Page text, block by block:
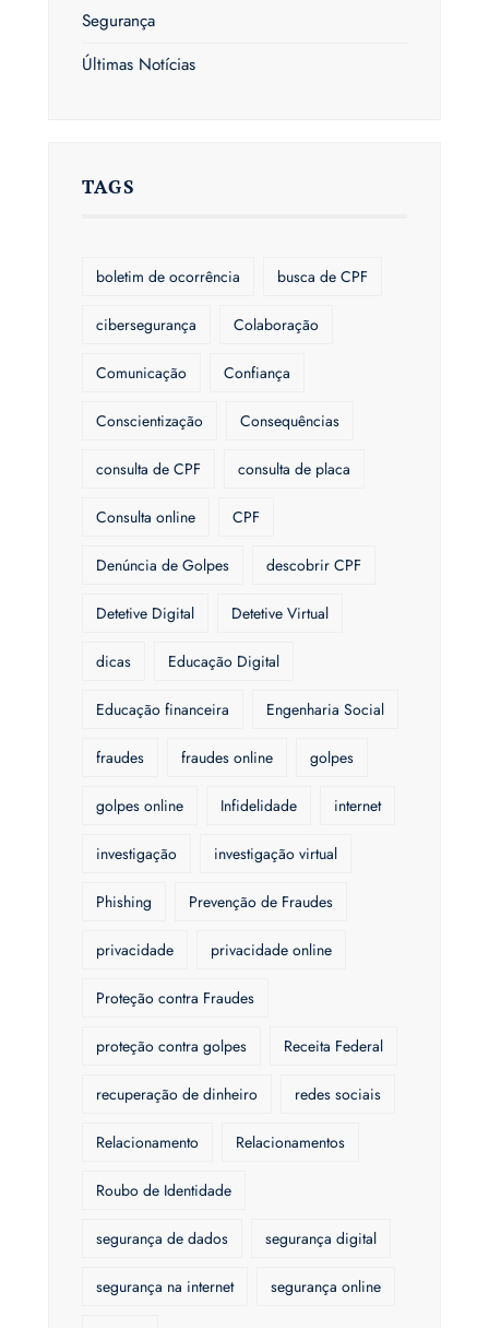
Segurança
Últimas Notícias
TAGS
boletim de ocorrência busca de CPF
cibersegurança Colaboração
Comunicação Confiança
Conscientização Consequências
consulta de CPF consulta de placa
Consulta online CPF
Denúncia de Golpes descobrir CPF
Detetive Digital Detetive Virtual
dicas Educação Digital
Educação financeira Engenharia Social
fraudes fraudes online golpes
golpes online Infidelidade internet
investigação investigação virtual
Phishing Prevenção de Fraudes
privacidade privacidade online
Proteção contra Fraudes
proteção contra golpes Receita Federal
recuperação de dinheiro redes sociais
Relacionamento Relacionamentos
Roubo de Identidade
segurança de dados segurança digital
segurança na internet segurança online